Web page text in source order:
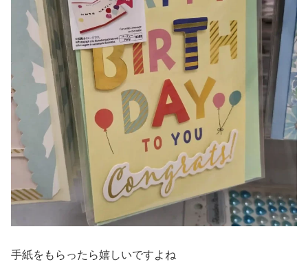
手紙をもらったら嬉しいですよね